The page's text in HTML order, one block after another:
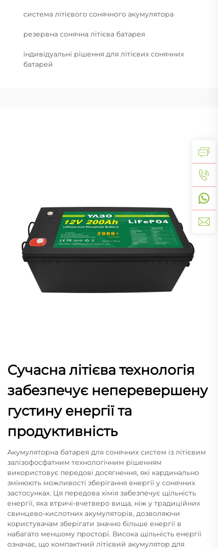
система літієвого сонячного акумулятора
резервна сонячна літієва батарея
індивідуальні рішення для літієвих сонячних
батарей
Сучасна літієва технологія
забезпечує неперевершену
густину енергії та
продуктивність
Акумуляторна батарея для сонячних систем із літієвим
залізофосфатним технологічним рішенням
використовує передові досягнення, які кардинально
змінюють можливості зберігання енергії у сонячних
застосунках. Ця передова хімія забезпечує щільність
енергії, яка втричі-вчетверо вища, ніж у традиційних
свинцево-кислотних акумуляторів, дозволяючи
користувачам зберігати значно більше енергії в
набагато меншому просторі. Висока щільність енергії
означає, що компактний літієвий акумулятор для